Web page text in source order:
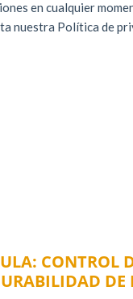
CONTROL
DE